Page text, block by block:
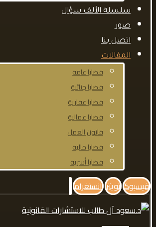
سلسلة الألف سؤال
صور
اتصل بنا
المقالات
قضايا عامة
قضايا جنائية
قضايا عقارية
قضايا عمالية
قانون العمل
قضايا مالية
قضايا أسرية
فيسبوك تويتر انستغرام